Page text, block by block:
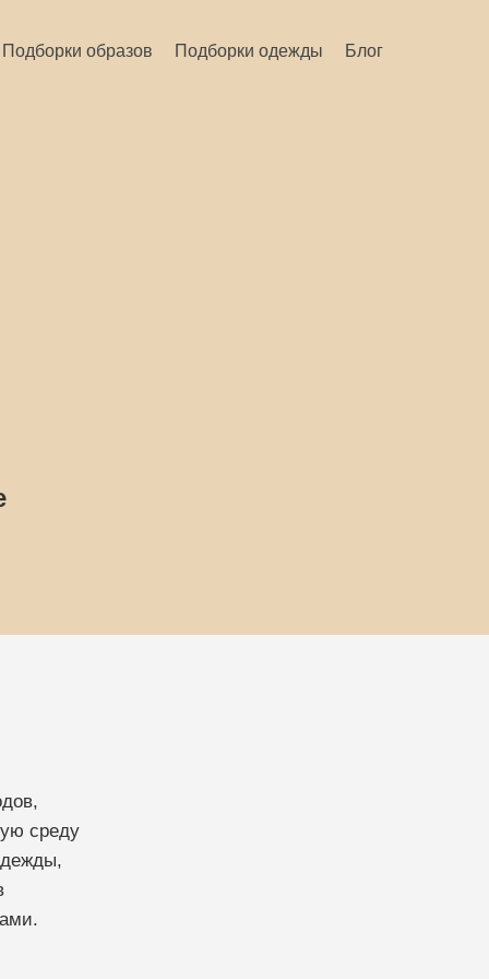
Подборки образов Подборки одежды Блог
среду